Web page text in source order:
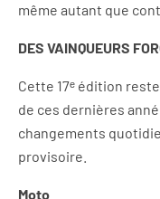
même autant que
DES VAINQUEURS
Cette 17ᵉ édition
de ces dernières
changements
provisoire.
Moto